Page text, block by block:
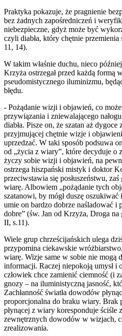
Praktyka pokazuje, że pragnienie
bez żadnych zapośredniczeń i
niebezpieczne, gdyż może być
czyli diabła, który chętnie przemienia
11, 14).
W takim właśnie duchu, nieco
Krzyża ostrzegał przed każdą formą
pseudomistycznego iluminizmu,
błędu.
- Pożądanie wizji i objawień, co
przywiązania i zniewalającego
diabła. Pisze on, że szatan aż
przyjmującej chętnie wizje i
uprzedzać. W taki sposób podsuwa
od „życia z wiary”, które decyduje o
życzy sobie wizji i objawień, na
ostrzega hiszpański mistyk i doktor
przeciwstawia się posłuszeństwu,
wiarę. Albowiem „pożądanie tych
szatanowi, by mógł duszę
umie on bardzo dobrze naśladować i
dobre” (św. Jan od Krzyża, Droga
II, s.11).
Wiele grup chrześcijańskich ulega
przypomina ciekawskie
wiarę. Wizje same w sobie nie mogą
informacji. Raczej niepokoją umysł i
człowiek chce zamienić ciemność (i
gnozy – na iluministyczną jasność,
Zachłanność światła dowodów
proporcjonalna do braku wiary. Brak
płynącej z wiary koresponduje ściśle
zewnętrznych dowodów w wizjach,
zrealizowania.